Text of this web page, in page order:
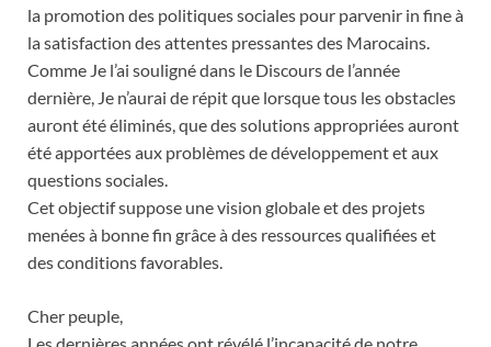
la promotion des politiques sociales pour parvenir in fine à
la satisfaction des attentes pressantes des Marocains.
Comme Je l’ai souligné dans le Discours de l’année
dernière, Je n’aurai de répit que lorsque tous les obstacles
auront été éliminés, que des solutions appropriées auront
été apportées aux problèmes de développement et aux
questions sociales.
Cet objectif suppose une vision globale et des projets
menées à bonne fin grâce à des ressources qualifiées et
des conditions favorables.
Cher peuple,